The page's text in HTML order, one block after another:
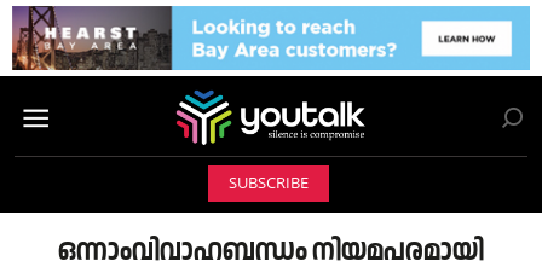
SUBSCRIBE
ഒന്നാംവിവാഹബന്ധം നിയമപരമായി